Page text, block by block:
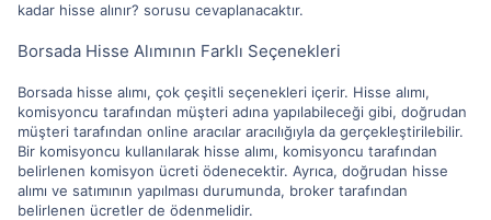
kadar hisse alınır? sorusu cevaplanacaktır.
Borsada Hisse Alımının Farklı Seçenekleri
Borsada hisse alımı, çok çeşitli seçenekleri içerir. Hisse alımı,
komisyoncu tarafından müşteri adına yapılabileceği gibi, doğrudan
müşteri tarafından online aracılar aracılığıyla da gerçekleştirilebilir.
Bir komisyoncu kullanılarak hisse alımı, komisyoncu tarafından
belirlenen komisyon ücreti ödenecektir. Ayrıca, doğrudan hisse
alımı ve satımının yapılması durumunda, broker tarafından
belirlenen ücretler de ödenmelidir.